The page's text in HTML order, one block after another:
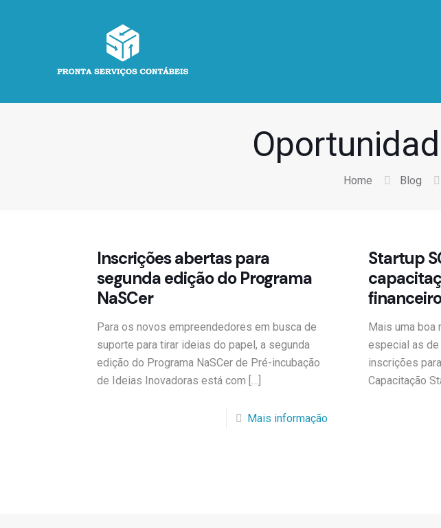
Home Blog
Inscrições abertas para
segunda edição do Programa
NaSCer
Para os novos empreendedores em busca de
suporte para tirar ideias do papel, a segunda
edição do Programa NaSCer de Pré-incubação
de Ideias Inovadoras está com […]
Mais informação
Startup
Mais uma boa
especial as de
inscrições
Capacitação